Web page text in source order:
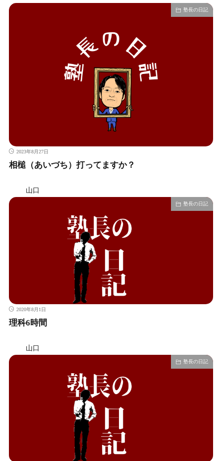
塾長の日記
2023年8月27日
相槌（あいづち）打ってますか？
山口
塾長の日記
2020年8月1日
理科6時間
山口
塾長の日記